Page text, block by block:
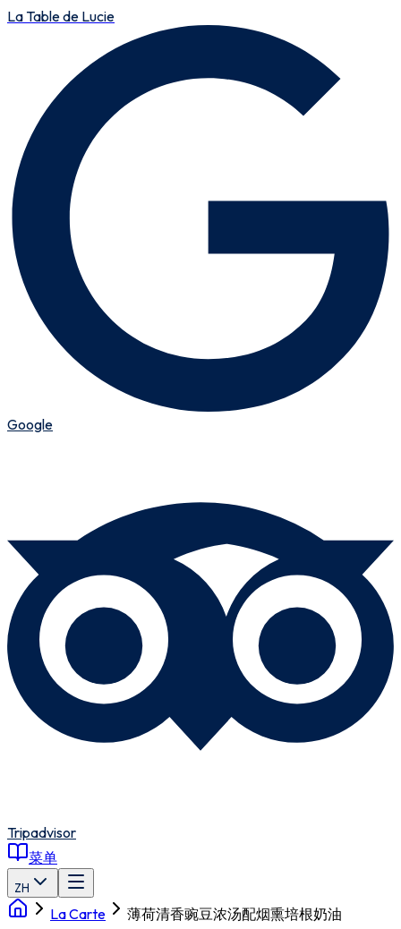
La Table de Lucie
Google
Tripadvisor
菜单
ZH
La Carte 薄荷清香豌豆浓汤配烟熏培根奶油